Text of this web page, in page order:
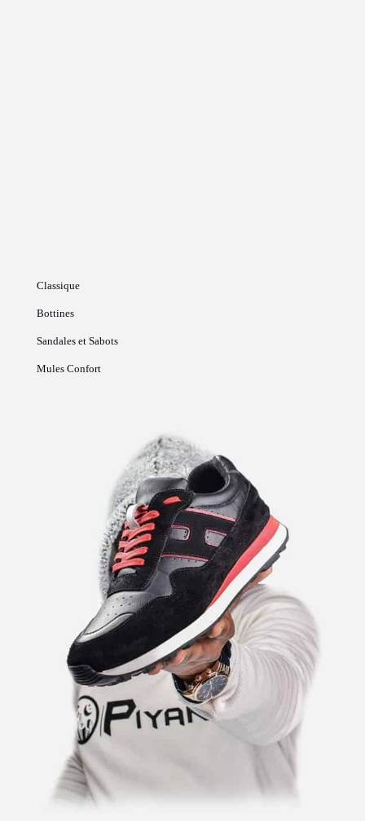
Classique
Bottines
Sandales et Sabots
Mules Confort